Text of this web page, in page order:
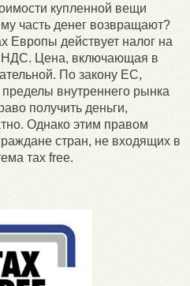
купленной вещи
часть денег возвращают?
Европы действует налог на
НДС. Цена, включающая в
По закону ЕС,
внутреннего рынка
получить деньги,
Однако этим правом
стран, не входящих в
тах free.